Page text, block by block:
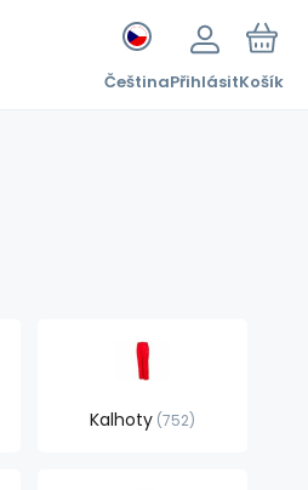
ČeštinaPřihlásitKošík
Kalhoty 752